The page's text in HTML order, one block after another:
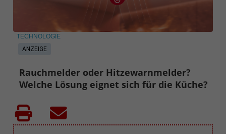
ANZEIGE
TECHNOLOGIE
Rauchmelder oder Hitzewarnmelder?
Welche Lösung eignet sich für die Küche?